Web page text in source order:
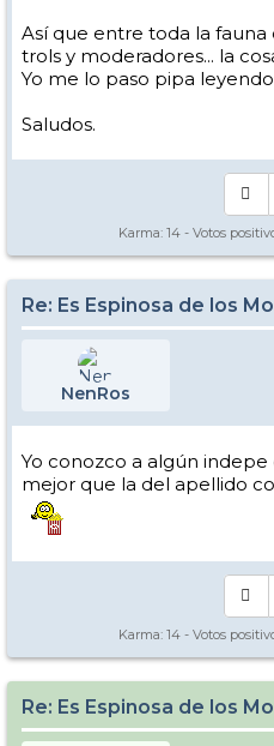
Así que entre toda la fauna
trols y moderadores... la
Yo me lo paso pipa
Saludos.
Karma: 14 - Votos
Re: Es Espinosa de los
NenRos
Yo conozco a algún
mejor que la del apellido
Karma: 14 - Votos
Re: Es Espinosa de los